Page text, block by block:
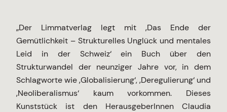
„Der Limmatverlag legt mit ‚Das Ende der
Gemütlichkeit – Strukturelles Unglück und mentales
Leid in der Schweiz‘ ein Buch über den
Strukturwandel der neunziger Jahre vor, in dem
Schlagworte wie ‚Globalisierung‘, ‚Deregulierung‘ und
‚Neoliberalismus‘ kaum vorkommen. Dieses
Kunststück ist den HerausgeberInnen Claudia